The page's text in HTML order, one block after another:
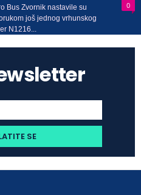
0
Bus Zvornik nastavile su
još jednog vrhunskog
N1216...